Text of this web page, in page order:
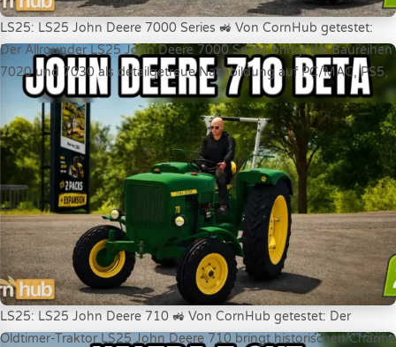
LS25: LS25 John Deere 7000 Series 🚜 Von CornHub getestet:
Der Allrounder LS25 John Deere 7000 Series bringt die Baureihen
7020 und 7030 als detailgetreue Nachbildung auf PC/MAC, PS5,
XBS und S2. Mit stufenlosem AutoPowr-Getriebe und 170 bis 220
PS ist der mittelgroße Traktor perfekt für Acker, Forst und
Transport. Mod Informationen Autor: Ossimagger Version:...
LS25: LS25 John Deere 710 🚜 Von CornHub getestet: Der
Oldtimer-Traktor LS25 John Deere 710 bringt historischen Charme